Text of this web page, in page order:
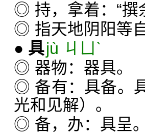
◎ 持，拿着：“撰
◎ 指天地阴阳等
● 具jù ㄐㄩˋ
◎ 器物：器具。
◎ 备有：具备。
光和见解）。
◎ 备，办：具呈